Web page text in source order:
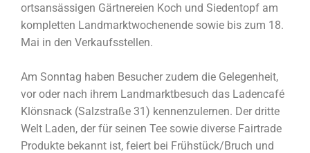
ortsansässigen Gärtnereien Koch und Siedentopf am
kompletten Landmarktwochenende sowie bis zum 18.
Mai in den Verkaufsstellen.
Am Sonntag haben Besucher zudem die Gelegenheit,
vor oder nach ihrem Landmarktbesuch das Ladencafé
Klönsnack (Salzstraße 31) kennenzulernen. Der dritte
Welt Laden, der für seinen Tee sowie diverse Fairtrade
Produkte bekannt ist, feiert bei Frühstück/Bruch und